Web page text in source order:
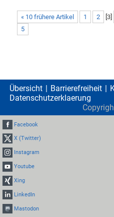
« 10 frühere Artikel 1 2 3]
5
Übersicht Barrierefreiheit
Datenschutzerklaerung
Facebook
X (Twitter)
Instagram
Youtube
Xing
LinkedIn
Mastodon